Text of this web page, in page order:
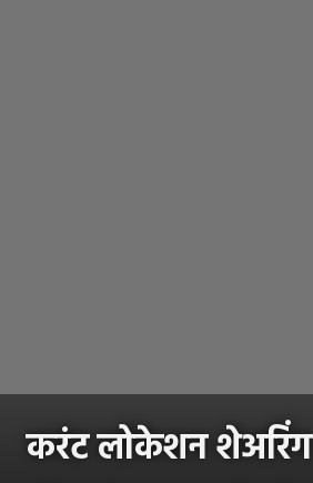
करंट लोकेशन शेअरिंग